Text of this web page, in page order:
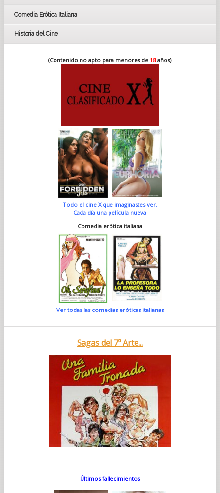
Comedia Erótica Italiana
Historia del Cine
(Contenido no apto para menores de 18años)
Todo el cine X que imaginastes ver.
Cada día una película nueva
Comedia erótica italiana
Ver todas las comedias eróticas italianas
Sagas del 7º Arte...
Últimos fallecimientos